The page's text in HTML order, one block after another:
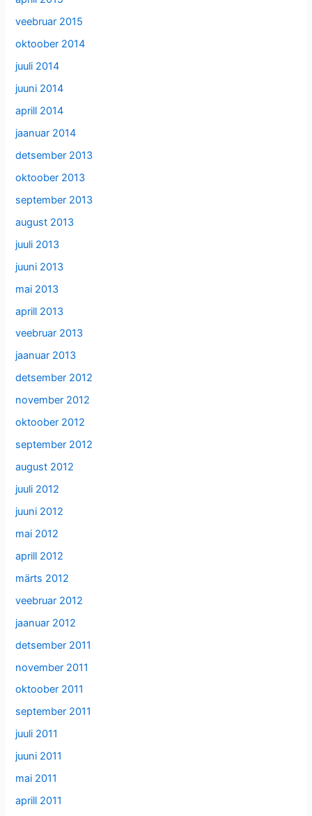
veebruar 2015
oktoober 2014
juuli 2014
juuni 2014
aprill 2014
jaanuar 2014
detsember 2013
oktoober 2013
september 2013
august 2013
juuli 2013
juuni 2013
mai 2013
aprill 2013
veebruar 2013
jaanuar 2013
detsember 2012
november 2012
oktoober 2012
september 2012
august 2012
juuli 2012
juuni 2012
mai 2012
aprill 2012
märts 2012
veebruar 2012
jaanuar 2012
detsember 2011
november 2011
oktoober 2011
september 2011
juuli 2011
juuni 2011
mai 2011
aprill 2011